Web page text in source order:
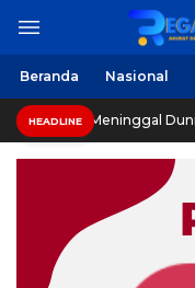
Beranda Nasional
HEADLINE
Meninggal Dunia